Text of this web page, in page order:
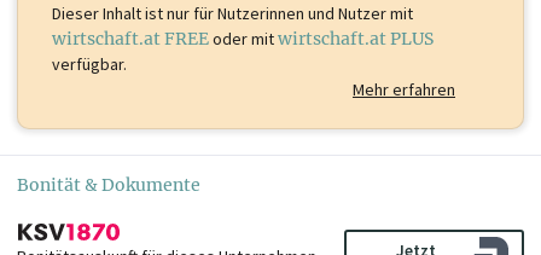
Dieser Inhalt istnur für Nutzerinnen und Nutzer mit
wirtschaft.at FREEoder mitwirtschaft.at PLUS
verfügbar.
Mehr erfahren
Bonität & Dokumente
Jetzt